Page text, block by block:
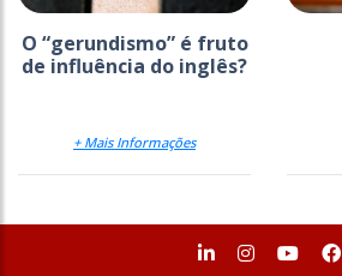
O “gerundismo” é fruto
de influência do inglês?
+ Mais Informações